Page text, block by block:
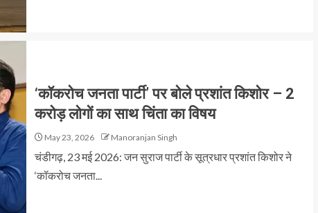
‘कॉकरोच जनता पार्टी’ पर बोले प्रशांत किशोर – 2
करोड़ लोगों का साथ चिंता का विषय
May 23, 2026 Manoranjan Singh
चंडीगढ़, 23 मई 2026: जन सुराज पार्टी के सूत्रधार प्रशांत किशोर ने
‘कॉकरोच जनता...